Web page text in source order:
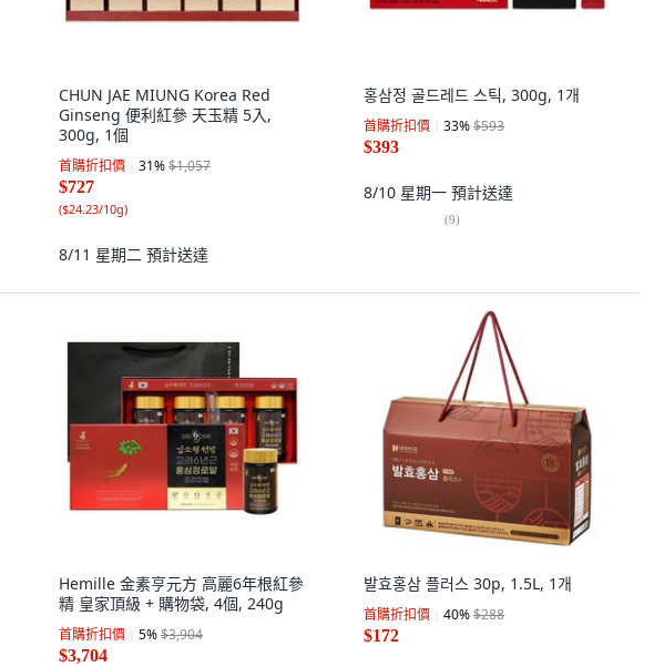
CHUN JAE MIUNG Korea Red
Ginseng 便利紅參 天玉精 5入,
300g, 1個
首購折扣價 31%$1,057
$727
($24.23/10g)
8/11 星期二 預計送達
홍삼정 골드레드 스틱, 300g, 1개
首購折扣價 33%$593
$393
8/10 星期一 預計送達
(9)
Hemille 金素亨元方 高麗6年根紅參
精 皇家頂級 + 購物袋, 4個, 240g
首購折扣價 5%$3,904
$3,704
발효홍삼 플러스 30p, 1.5L, 1개
首購折扣價 40%$288
$172